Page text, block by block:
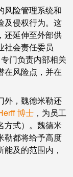
风险管理系统和
及侵权行为。这
还延伸至外部供
社会责任委员
门负责内部相关
在风险点，并在
外，魏德米勒还
博士 ，为员工
方式）。魏德米
勒都将给予高度
及的范围内，